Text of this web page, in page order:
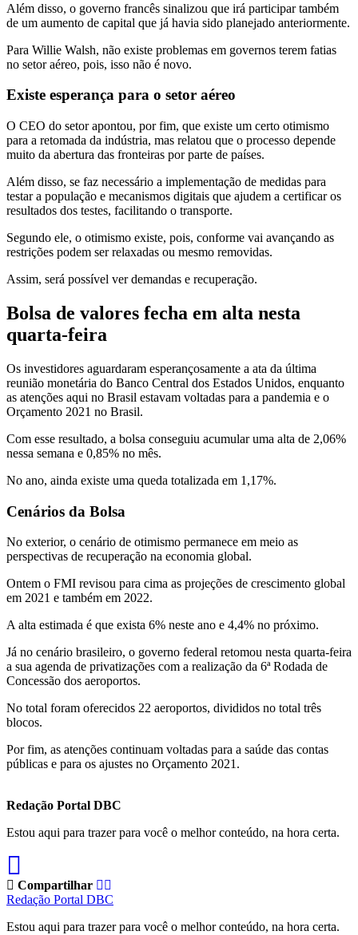
Além disso, o governo francês sinalizou que irá participar também
de um aumento de capital que já havia sido planejado anteriormente.
Para Willie Walsh, não existe problemas em governos terem fatias
no setor aéreo, pois, isso não é novo.
Existe esperança para o setor aéreo
O CEO do setor apontou, por fim, que existe um certo otimismo
para a retomada da indústria, mas relatou que o processo depende
muito da abertura das fronteiras por parte de países.
Além disso, se faz necessário a implementação de medidas para
testar a população e mecanismos digitais que ajudem a certificar os
resultados dos testes, facilitando o transporte.
Segundo ele, o otimismo existe, pois, conforme vai avançando as
restrições podem ser relaxadas ou mesmo removidas.
Assim, será possível ver demandas e recuperação.
Bolsa de valores fecha em alta nesta
quarta-feira
Os investidores aguardaram esperançosamente a ata da última
reunião monetária do Banco Central dos Estados Unidos, enquanto
as atenções aqui no Brasil estavam voltadas para a pandemia e o
Orçamento 2021 no Brasil.
Com esse resultado, a bolsa conseguiu acumular uma alta de 2,06%
nessa semana e 0,85% no mês.
No ano, ainda existe uma queda totalizada em 1,17%.
Cenários da Bolsa
No exterior, o cenário de otimismo permanece em meio as
perspectivas de recuperação na economia global.
Ontem o FMI revisou para cima as projeções de crescimento global
em 2021 e também em 2022.
A alta estimada é que exista 6% neste ano e 4,4% no próximo.
Já no cenário brasileiro, o governo federal retomou nesta quarta-feira
a sua agenda de privatizações com a realização da 6ª Rodada de
Concessão dos aeroportos.
No total foram oferecidos 22 aeroportos, divididos no total três
blocos.
Por fim, as atenções continuam voltadas para a saúde das contas
públicas e para os ajustes no Orçamento 2021.
Redação Portal DBC
Estou aqui para trazer para você o melhor conteúdo, na hora certa.
Compartilhar
Redação Portal DBC
Estou aqui para trazer para você o melhor conteúdo, na hora certa.